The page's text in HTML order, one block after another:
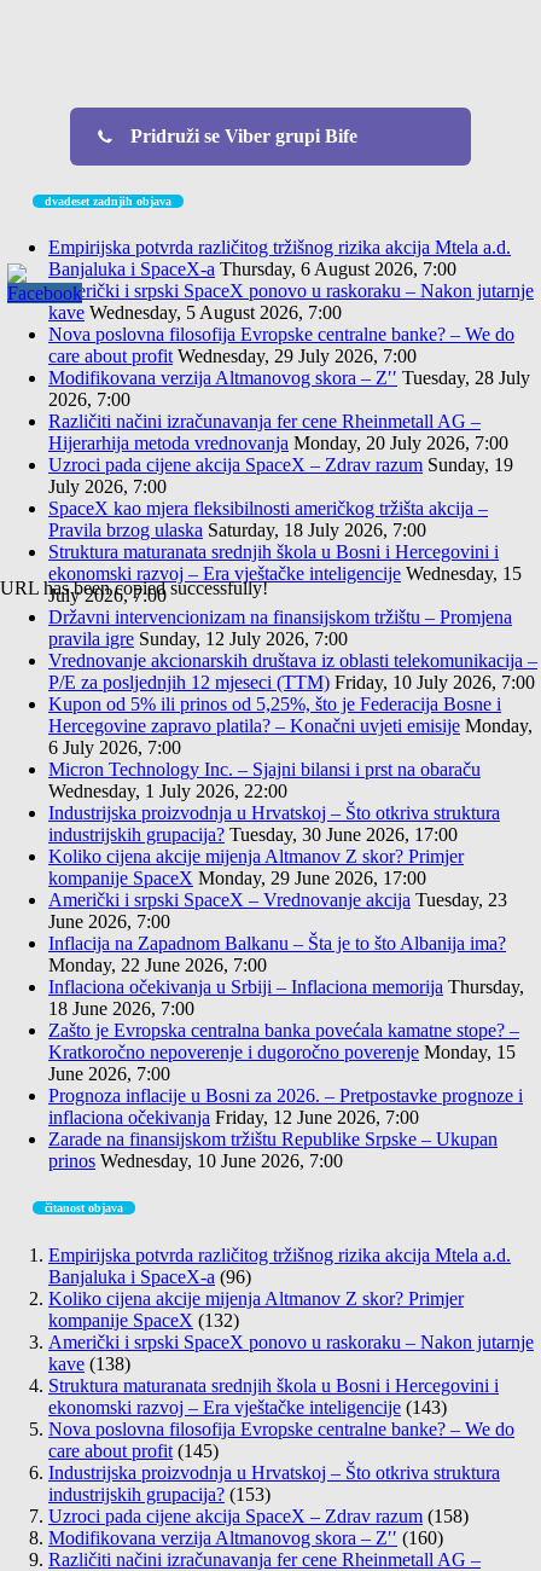
Pridruži se Viber grupi Bife
URL has been copied successfully!
dvadeset zadnjih objava
Empirijska potvrda različitog tržišnog rizika akcija Mtela a.d.
Banjaluka i SpaceX-a Thursday, 6 August 2026, 7:00
Američki i srpski SpaceX ponovo u raskoraku – Nakon jutarnje
kave Wednesday, 5 August 2026, 7:00
Nova poslovna filosofija Evropske centralne banke? – We do
care about profit Wednesday, 29 July 2026, 7:00
Modifikovana verzija Altmanovog skora – Z′′ Tuesday, 28 July
2026, 7:00
Različiti načini izračunavanja fer cene Rheinmetall AG –
Hijerarhija metoda vrednovanja Monday, 20 July 2026, 7:00
Uzroci pada cijene akcija SpaceX – Zdrav razum Sunday, 19
July 2026, 7:00
SpaceX kao mjera fleksibilnosti američkog tržišta akcija –
Pravila brzog ulaska Saturday, 18 July 2026, 7:00
Struktura maturanata srednjih škola u Bosni i Hercegovini i
ekonomski razvoj – Era vještačke inteligencije Wednesday, 15
July 2026, 7:00
Državni intervencionizam na finansijskom tržištu – Promjena
pravila igre Sunday, 12 July 2026, 7:00
Vrednovanje akcionarskih društava iz oblasti telekomunikacija –
P/E za posljednjih 12 mjeseci (TTM) Friday, 10 July 2026, 7:00
Kupon od 5% ili prinos od 5,25%, što je Federacija Bosne i
Hercegovine zapravo platila? – Konačni uvjeti emisije Monday,
6 July 2026, 7:00
Micron Technology Inc. – Sjajni bilansi i prst na obaraču
Wednesday, 1 July 2026, 22:00
Industrijska proizvodnja u Hrvatskoj – Što otkriva struktura
industrijskih grupacija? Tuesday, 30 June 2026, 17:00
Koliko cijena akcije mijenja Altmanov Z skor? Primjer
kompanije SpaceX Monday, 29 June 2026, 17:00
Američki i srpski SpaceX – Vrednovanje akcija Tuesday, 23
June 2026, 7:00
Inflacija na Zapadnom Balkanu – Šta je to što Albanija ima?
Monday, 22 June 2026, 7:00
Inflaciona očekivanja u Srbiji – Inflaciona memorija Thursday,
18 June 2026, 7:00
Zašto je Evropska centralna banka povećala kamatne stope? –
Kratkoročno nepoverenje i dugoročno poverenje Monday, 15
June 2026, 7:00
Prognoza inflacije u Bosni za 2026. – Pretpostavke prognoze i
inflaciona očekivanja Friday, 12 June 2026, 7:00
Zarade na finansijskom tržištu Republike Srpske – Ukupan
prinos Wednesday, 10 June 2026, 7:00
čitanost objava
Empirijska potvrda različitog tržišnog rizika akcija Mtela a.d.
Banjaluka i SpaceX-a (96)
Koliko cijena akcije mijenja Altmanov Z skor? Primjer
kompanije SpaceX (132)
Američki i srpski SpaceX ponovo u raskoraku – Nakon jutarnje
kave (138)
Struktura maturanata srednjih škola u Bosni i Hercegovini i
ekonomski razvoj – Era vještačke inteligencije (143)
Nova poslovna filosofija Evropske centralne banke? – We do
care about profit (145)
Industrijska proizvodnja u Hrvatskoj – Što otkriva struktura
industrijskih grupacija? (153)
Uzroci pada cijene akcija SpaceX – Zdrav razum (158)
Modifikovana verzija Altmanovog skora – Z′′ (160)
Različiti načini izračunavanja fer cene Rheinmetall AG –